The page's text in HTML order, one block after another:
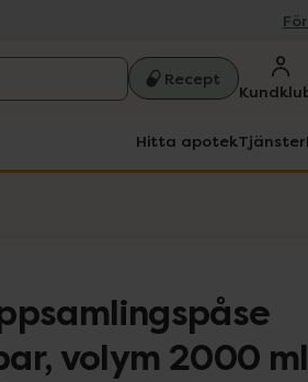
Recept
Hitta apotekTjänster
volym 2000 ml